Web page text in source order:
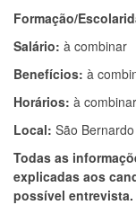
Formação/
Salário: à combinar
Benefícios: à
Horários: à combinar
Local: São
Todas as
explicadas aos
possível entrevista.